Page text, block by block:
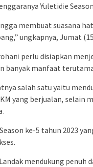
Yuletidie
membuat suasana
ungkapnya, Jumat
perlu disiapkan
banyak manfaat
salah satu yaitu
yang berjualan, selain
ke-5 tahun 2023
mendukung penuh